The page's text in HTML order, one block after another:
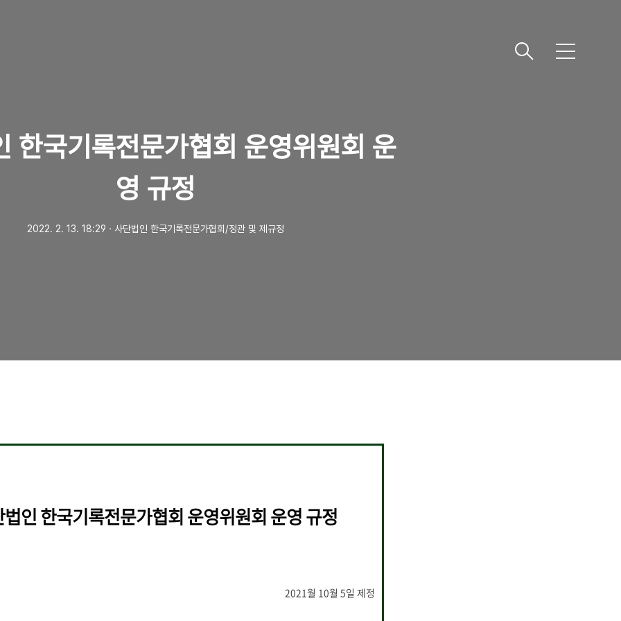
메
한국기록전문가협회 운영위원회 운
영 규정
2022. 2. 13. 18:29 ㆍ 사단법인 한국기록전문가협회/정관 및 제규정
인 한국기록전문가협회 운영위원회 운영 규정
2021월 10월 5일 제정